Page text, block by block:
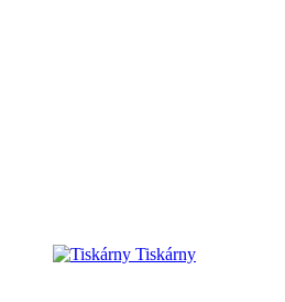
Tiskárny